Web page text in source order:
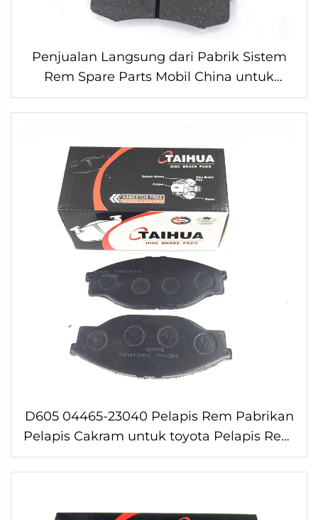
Penjualan Langsung dari Pabrik Sistem
Rem Spare Parts Mobil China untuk
Toyota Brake Pads untuk Mobil 04466-
60020 Brake Pads Keramik
D605 04465-23040 Pelapis Rem Pabrikan
Pelapis Cakram untuk toyota Pelapis Rem
Asli